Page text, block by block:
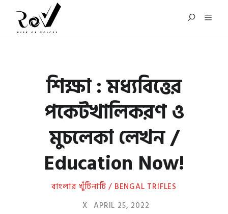
শিক্ষা : মধ্যবিত্তের
পকেটখালিকরণ ও
মুচলেকা লেখন /
Education Now!
বাংলার খুঁটিনাটি / BENGAL TRIFLES
X APRIL 25, 2022